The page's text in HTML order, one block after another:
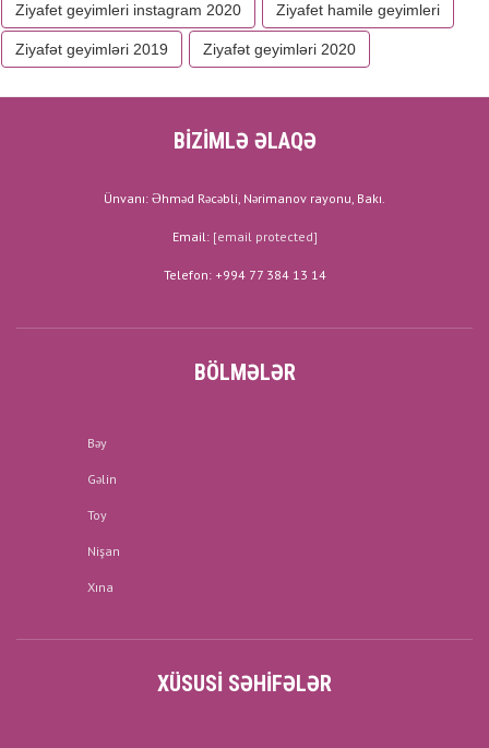
Ziyafet geyimleri instagram 2020 Ziyafet hamile geyimleri
Ziyafət geyimləri 2019 Ziyafət geyimləri 2020
BİZİMLƏ ƏLAQƏ
Ünvanı: Əhməd Rəcəbli, Nərimanov rayonu, Bakı.
Email: [email protected]
Telefon: +994 77 384 13 14
BÖLMƏLƏR
Bəy
Gəlin
Toy
Nişan
Xına
XÜSUSI SƏHIFƏLƏR